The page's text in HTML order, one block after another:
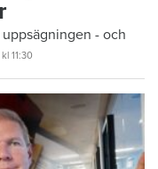
- och
kl 11:30